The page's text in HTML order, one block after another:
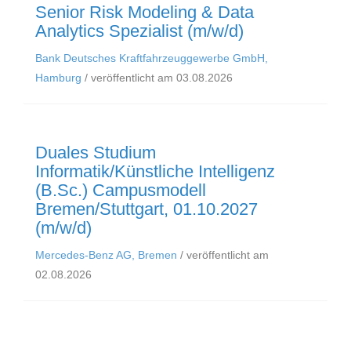
Senior Risk Modeling & Data
Analytics Spezialist (m/w/d)
Bank Deutsches Kraftfahrzeuggewerbe GmbH,
Hamburg / veröffentlicht am 03.08.2026
Duales Studium
Informatik/Künstliche Intelligenz
(B.Sc.) Campusmodell
Bremen/Stuttgart, 01.10.2027
(m/w/d)
Mercedes-Benz AG, Bremen / veröffentlicht am
02.08.2026